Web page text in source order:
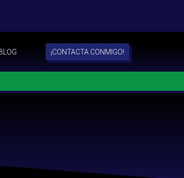
¡CONTACTA CONMIGO!